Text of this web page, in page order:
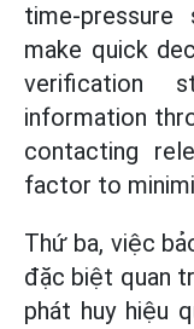
time-
make quick
verification
information
contacting
factor to
Thứ ba, việc
đặc biệt quan
phát huy hiệu